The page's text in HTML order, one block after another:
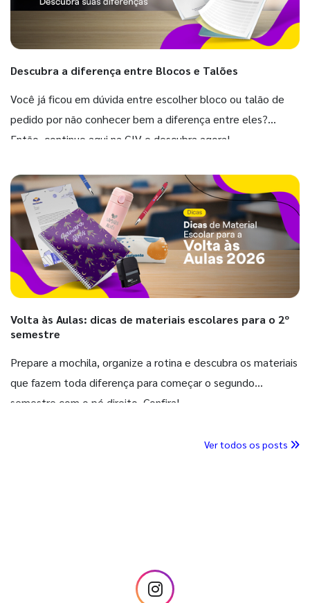
Descubra a diferença entre Blocos e Talões
Você já ficou em dúvida entre escolher bloco ou talão de
pedido por não conhecer bem a diferença entre eles?
Então, continue aqui na GIV e descubra agora!
Volta às Aulas: dicas de materiais escolares para o 2º
semestre
Prepare a mochila, organize a rotina e descubra os materiais
que fazem toda diferença para começar o segundo
semestre com o pé direito. Confira!
Ver todos os posts